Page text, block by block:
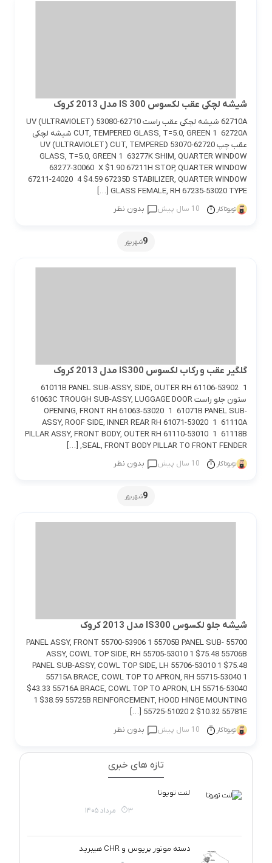
شیشه لچکی عقب لکسوس IS 300 مدل 2013 کروک
62710A شیشه لچکی عقب راست 62710-53080 UV (ULTRAVIOLET)
CUT, TEMPERED GLASS, T=5.0, GREEN 1 62720A شیشه لچکی
عقب چپ 62720-53070 UV (ULTRAVIOLET) CUT, TEMPERED
GLASS, T=5.0, GREEN 1 63277K SHIM, QUARTER WINDOW
63277-30060 X $1.90 67211H STOP, QUARTER WINDOW
67211-24020 4 $4.59 67235D STABILIZER, QUARTER WINDOW
GLASS FEMALE, RH 67235-53020 TYPE […]
تویوتاکار 10 سال پیش بدون نظر
9شهریور
گلگیر عقب و رکاب لکسوس IS300 مدل 2013 کروک
61011B PANEL SUB-ASSY, SIDE, OUTER RH 61106-53902 1
ستون جلو راست 61063C TROUGH SUB-ASSY, LUGGAGE DOOR
OPENING, FRONT RH 61063-53020 1 61071B PANEL SUB-
ASSY, ROOF SIDE, INNER REAR RH 61071-53020 1 61110A
PILLAR ASSY, FRONT BODY, OUTER RH 61110-53010 1 61118B
SEAL, FRONT BODY PILLAR TO FRONT FENDER, […]
تویوتاکار 10 سال پیش بدون نظر
9شهریور
شیشه جلو لکسوس IS300 مدل 2013 کروک
55700 PANEL ASSY, FRONT 55700-53906 1 55705B PANEL SUB-
ASSY, COWL TOP SIDE, RH 55705-53010 1 $75.48 55706B
PANEL SUB-ASSY, COWL TOP SIDE, LH 55706-53010 1 $75.48
55715A BRACE, COWL TOP TO APRON, RH 55715-53040 1
$43.33 55716A BRACE, COWL TOP TO APRON, LH 55716-53040
1 $38.59 55725B REINFORCEMENT, HOOD HINGE MOUNTING
55725-51020 2 $10.32 55781E […]
تویوتاکار 10 سال پیش بدون نظر
تازه های خبری
لنت تویوتا
3 مرداد 1405
دسته موتور پریوس و CHR هیبرید